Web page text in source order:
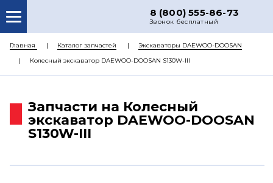
8 (800) 555-86-73
Звонок бесплатный
О НАС
КАТАЛОГ ЗАПЧАСТЕЙ
ДОСТАВКА
Главная Каталог запчастей
Экскаваторы DAEWOO-DOOSAN
Колесный экскаватор DAEWOO-DOOSAN S130W-III
Запчасти на Колесный
экскаватор DAEWOO-DOOSAN
S130W-III